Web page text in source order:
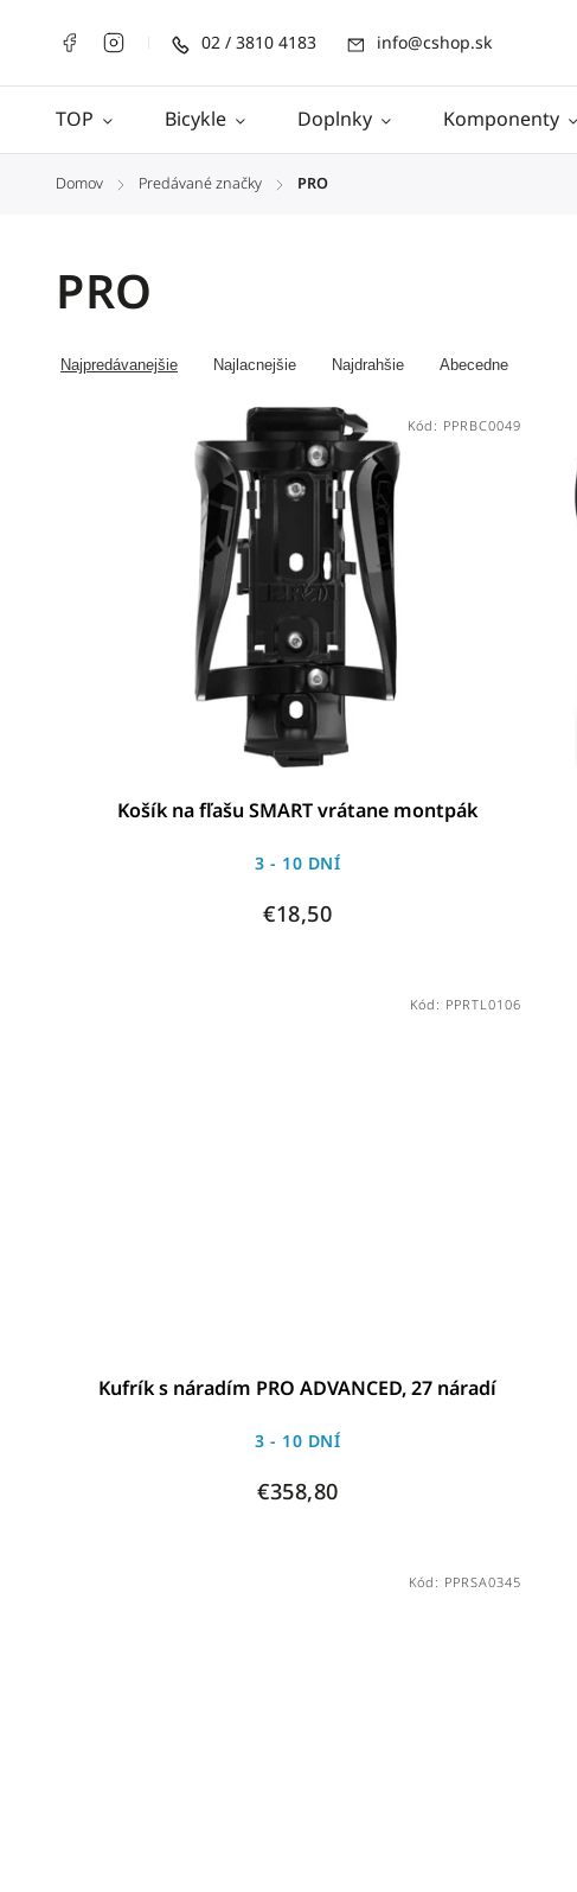
02 / 3810 4183 info@cshop.sk
TOP Bicykle Doplnky Komponenty
Domov / Predávané značky / PRO
PRO
Najpredávanejšie Najlacnejšie Najdrahšie Abecedne
Košík na fľašu SMART vrátane montpák
3 - 10 DNÍ
€18,50
Kód: PPRBC0049
Kufrík s náradím PRO ADVANCED, 27 náradí
3 - 10 DNÍ
€358,80
Kód: PPRTL0106
Kód: PPRSA0345